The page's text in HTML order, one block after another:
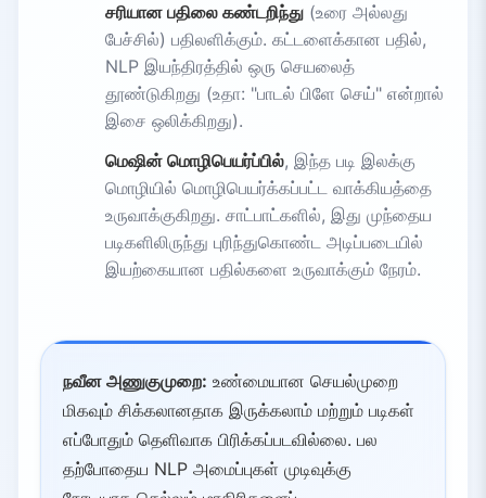
சரியான பதிலை கண்டறிந்து (உரை அல்லது
பேச்சில்) பதிலளிக்கும். கட்டளைக்கான பதில்,
NLP இயந்திரத்தில் ஒரு செயலைத்
தூண்டுகிறது (உதா: "பாடல் பிளே செய்" என்றால்
இசை ஒலிக்கிறது).
மெஷின் மொழிபெயர்ப்பில், இந்த படி இலக்கு
மொழியில் மொழிபெயர்க்கப்பட்ட வாக்கியத்தை
உருவாக்குகிறது. சாட்பாட்களில், இது முந்தைய
படிகளிலிருந்து புரிந்துகொண்ட அடிப்படையில்
இயற்கையான பதில்களை உருவாக்கும் நேரம்.
நவீன அணுகுமுறை: உண்மையான செயல்முறை
மிகவும் சிக்கலானதாக இருக்கலாம் மற்றும் படிகள்
எப்போதும் தெளிவாக பிரிக்கப்படவில்லை. பல
தற்போதைய NLP அமைப்புகள் முடிவுக்கு